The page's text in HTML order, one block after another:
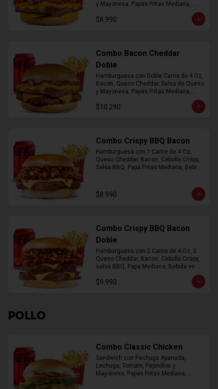
y Mayonesa, Papas Fritas Mediana,
$8.990
Combo Bacon Cheddar
Doble
Hamburguesa con Doble Carne de 4 Oz,
Bacon, Queso Cheddar, Salsa de Queso
y Mayonesa, Papas Fritas Mediana,
$10.290
Combo Crispy BBQ Bacon
Hamburguesa con 1 Carne de 4 Oz,
Queso Cheddar, Bacon, Cebolla Crispy,
Salsa BBQ, Papa Fritas Mediana, Bebida
$8.990
Combo Crispy BBQ Bacon
Doble
Hamburguesa con 2 Carne de 4 Oz, 2
Queso Cheddar, Bacon, Cebolla Crispy,
salsa BBQ, Papa Mediana, Bebida en
$9.990
POLLO
Combo Classic Chicken
Sandwich con Pechuga Apanada,
Lechuga, Tomate, Pepinillos y
Mayonesa, Papas Fritas Mediana,